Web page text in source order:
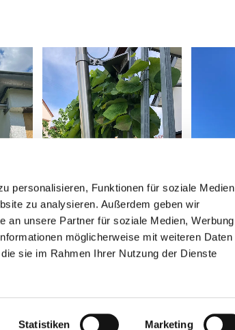
personalisieren, Funktionen für soziale Medien
zu analysieren. Außerdem geben wir
an unsere Partner für soziale Medien, Werbung
möglicherweise mit weiteren Daten
sie im Rahmen Ihrer Nutzung der Dienste
Statistiken Marketing